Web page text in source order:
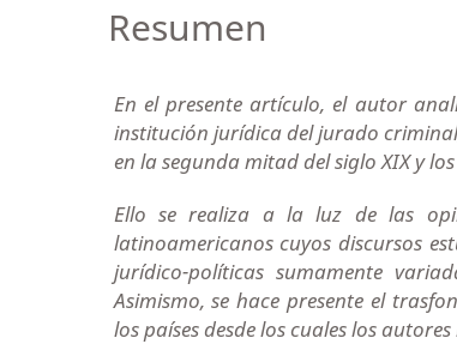
Resumen
En el presente artículo, el autor
institución jurídica del jurado
en la segunda mitad del siglo XIX y
Ello se realiza a la luz de las
latinoamericanos cuyos discursos
jurídico-políticas sumamente
Asimismo, se hace presente el
los países desde los cuales los